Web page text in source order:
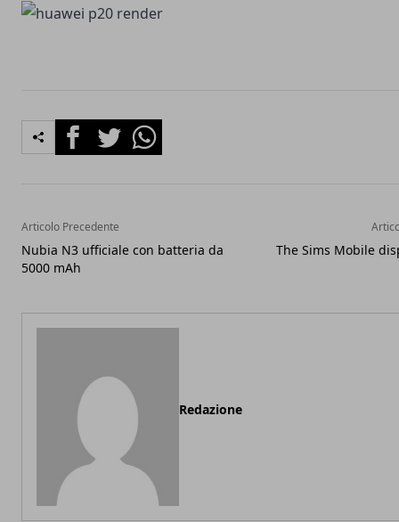
FacebookTwitterWhatsapp
Articolo Precedente
Nubia N3 ufficiale con batteria da
5000 mAh
The Sims Mobile
Redazione